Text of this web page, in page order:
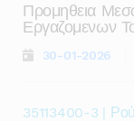
Προμηθεια
Εργαζομενων
30-01-2026
35113400-3 |